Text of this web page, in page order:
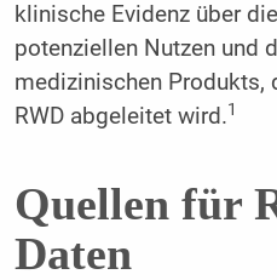
klinische Evidenz über
potenziellen Nutzen und
medizinischen Produkts,
RWD abgeleitet wird.1
Quellen für
Daten